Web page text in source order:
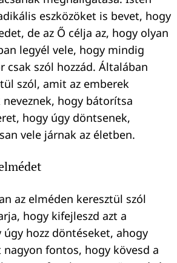
eszközöket is bevet, hogy
de az Ő célja az, hogy olyan
legyél vele, hogy mindig
csak szól hozzád. Általában
szól, amit az emberek
hogy bátorítsa
hogy úgy döntsenek,
vele járnak az életben.
az elméden keresztül szól
hogy kifejleszd azt a
úgy hozz döntéseket, ahogy
nagyon fontos, hogy kövesd a